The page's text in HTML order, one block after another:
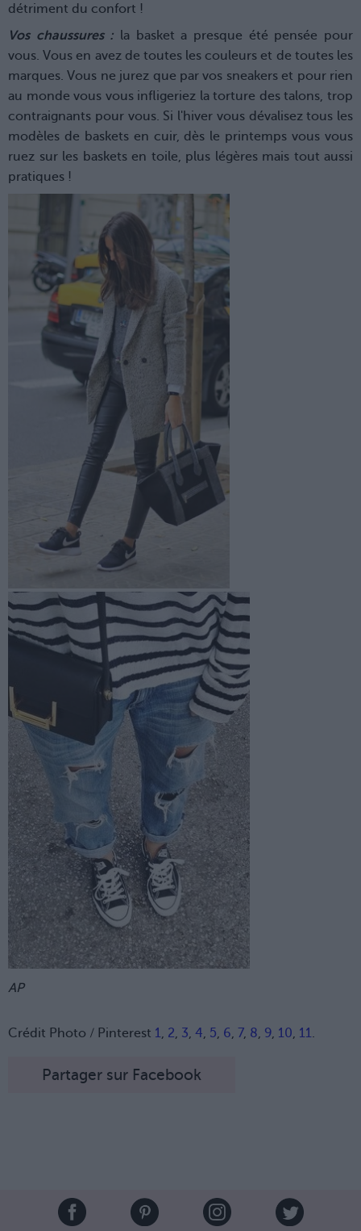
détriment du confort !
Vos chaussures : la basket a presque été pensée pour
vous. Vous en avez de toutes les couleurs et de toutes les
marques. Vous ne jurez que par vos sneakers et pour rien
au monde vous vous infligeriez la torture des talons, trop
contraignants pour vous. Si l'hiver vous dévalisez tous les
modèles de baskets en cuir, dès le printemps vous vous
ruez sur les baskets en toile, plus légères mais tout aussi
pratiques !
AP
Crédit Photo / Pinterest 1, 2, 3, 4, 5, 6, 7, 8, 9, 10, 11.
Partager sur Facebook